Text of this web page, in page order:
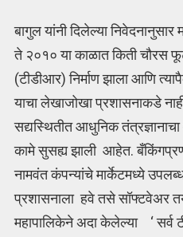
बागुल यांनी दिलेल्या निवेदनानुसार
ते २०१० या काळात किती चौरस
(टीडीआर) निर्माण झाला आणि
याचा लेखाजोखा प्रशासनाकडे
सद्यस्थितीत आधुनिक
कामे सुसह्य झाली आहेत.
नामवंत कंपन्यांचे मार्केटमध्ये
प्रशासनाला हवे तसे सॉफ्टवेअर
महापालिकेने अदा केलेल्या ‘ सर्व